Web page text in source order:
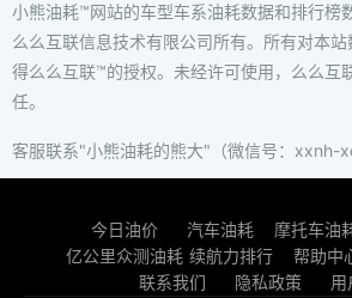
小熊油耗™网站的车型车系油耗数据和排行榜
么么互联信息技术有限公司所有。所有对本
得么么互联™的授权。未经许可使用，么么互
任。
客服联系"小熊油耗的熊大"（微信号：xxnh-
今日油价 汽车油耗 摩托车油
亿公里众测油耗 续航力排行 帮助中
联系我们
隐私政策 用